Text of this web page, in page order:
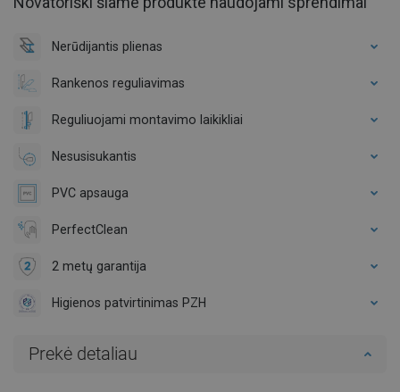
Nerūdijantis plienas
Rankenos reguliavimas
Reguliuojami montavimo laikikliai
Nesusisukantis
PVC apsauga
PerfectClean
2 metų garantija
Higienos patvirtinimas PZH
Prekė detaliau